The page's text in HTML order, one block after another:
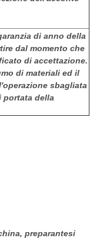
di anno della
dal momento che
di accettazione.
di materiali ed il
sbagliata
portata della
preparantesi